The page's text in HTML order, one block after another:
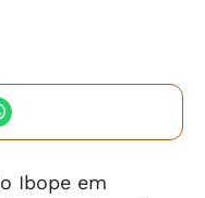
Ibope em